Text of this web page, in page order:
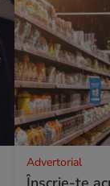
Advertorial